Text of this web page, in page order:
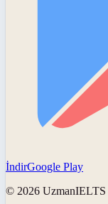
İndirGoogle Play
© 2026 UzmanIELTS